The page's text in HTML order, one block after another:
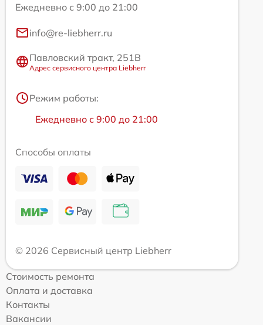
Ежедневно с 9:00 до 21:00
info@re-liebherr.ru
Павловский тракт, 251В
Адрес сервисного центра Liebherr
Режим работы:
Ежедневно с 9:00 до 21:00
Способы оплаты
© 2026 Сервисный центр Liebherr
Стоимость ремонта
Оплата и доставка
Контакты
Вакансии